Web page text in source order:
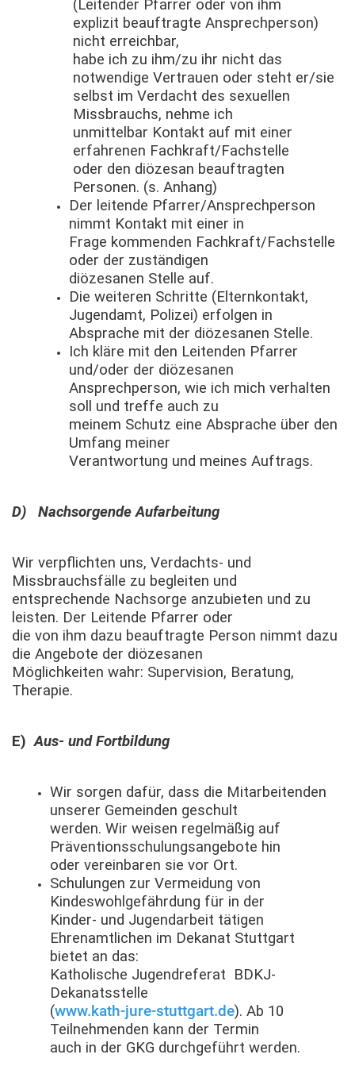
(Leitender Pfarrer oder von ihm
explizit beauftragte Ansprechperson)
nicht erreichbar,
habe ich zu ihm/zu ihr nicht das
notwendige Vertrauen oder steht er/sie
selbst im Verdacht des sexuellen
Missbrauchs, nehme ich
unmittelbar Kontakt auf mit einer
erfahrenen Fachkraft/Fachstelle
oder den diözesan beauftragten
Personen. (s. Anhang)
Der leitende Pfarrer/Ansprechperson
nimmt Kontakt mit einer in
Frage kommenden Fachkraft/Fachstelle
oder der zuständigen
diözesanen Stelle auf.
Die weiteren Schritte (Elternkontakt,
Jugendamt, Polizei) erfolgen in
Absprache mit der diözesanen Stelle.
Ich kläre mit den Leitenden Pfarrer
und/oder der diözesanen
Ansprechperson, wie ich mich verhalten
soll und treffe auch zu
meinem Schutz eine Absprache über den
Umfang meiner
Verantwortung und meines Auftrags.
D) Nachsorgende Aufarbeitung
Wir verpflichten uns, Verdachts- und
Missbrauchsfälle zu begleiten und
entsprechende Nachsorge anzubieten und zu
leisten. Der Leitende Pfarrer oder
die von ihm dazu beauftragte Person nimmt dazu
die Angebote der diözesanen
Möglichkeiten wahr: Supervision, Beratung,
Therapie.
E)Aus- und Fortbildung
Wir sorgen dafür, dass die Mitarbeitenden
unserer Gemeinden geschult
werden. Wir weisen regelmäßig auf
Präventionsschulungsangebote hin
oder vereinbaren sie vor Ort.
Schulungen zur Vermeidung von
Kindeswohlgefährdung für in der
Kinder- und Jugendarbeit tätigen
Ehrenamtlichen im Dekanat Stuttgart
bietet an das:
Katholische Jugendreferat BDKJ-
Dekanatsstelle
(www.kath-jure-stuttgart.de). Ab 10
Teilnehmenden kann der Termin
auch in der GKG durchgeführt werden.